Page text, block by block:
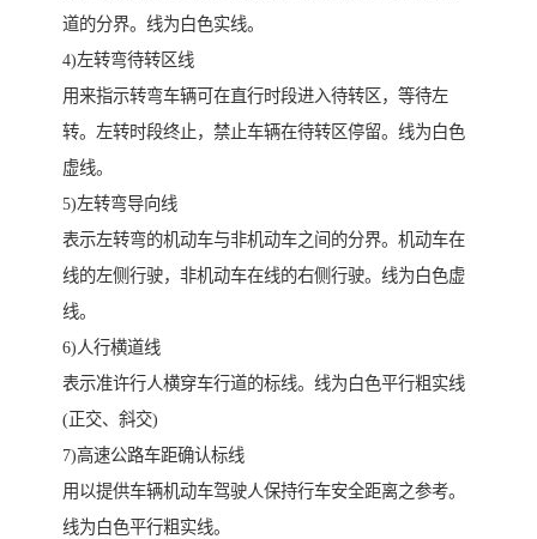
道的分界。线为白色实线。
4)左转弯待转区线
用来指示转弯车辆可在直行时段进入待转区，等待左
转。左转时段终止，禁止车辆在待转区停留。线为白色
虚线。
5)左转弯导向线
表示左转弯的机动车与非机动车之间的分界。机动车在
线的左侧行驶，非机动车在线的右侧行驶。线为白色虚
线。
6)人行横道线
表示准许行人横穿车行道的标线。线为白色平行粗实线
(正交、斜交)
7)高速公路车距确认标线
用以提供车辆机动车驾驶人保持行车安全距离之参考。
线为白色平行粗实线。